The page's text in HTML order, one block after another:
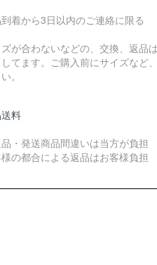
着から3日以内のご連絡に限る
が合わないなどの、交換、返品
してます。ご購入前にサイズなど
。
料
・発送商品間違いは当方が負担
の都合による返品はお客様負担